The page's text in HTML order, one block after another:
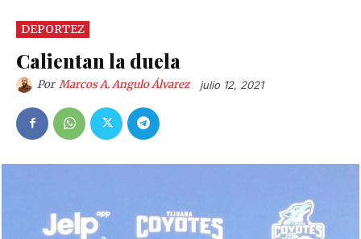
DEPORTEZ
Calientan la duela
Por Marcos A. Angulo Álvarez julio 12, 2021